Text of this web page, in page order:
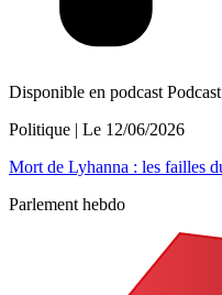
Disponible en podcast Podcast
Politique | Le 12/06/2026
Mort de Lyhanna : les failles
Parlement hebdo